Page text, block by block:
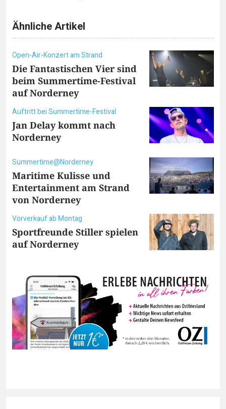
Ähnliche Artikel
Open-Air-Konzert am Strand
Die Fantastischen Vier sind
beim Summertime-Festival
auf Norderney
Auftritt bei Summertime-Festival
Jan Delay kommt nach
Norderney
Summertime@Norderney
Maritime Kulisse und
Entertainment am Strand
von Norderney
Vorverkauf ab Montag
Sportfreunde Stiller spielen
auf Norderney